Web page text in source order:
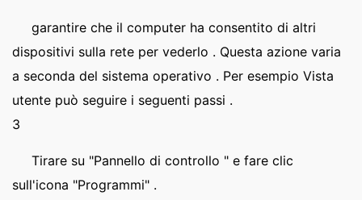
garantire che il computer ha consentito di altri
dispositivi sulla rete per vederlo . Questa azione varia
a seconda del sistema operativo . Per esempio Vista
utente può seguire i seguenti passi .
3
Tirare su "Pannello di controllo " e fare clic
sull'icona "Programmi" .